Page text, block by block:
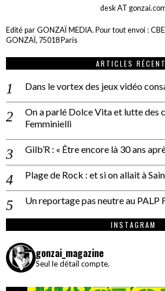
desk AT
Edité par GONZAÏ MEDIA. Pour tout envoi :
GONZAÏ, 75018 Paris
ARTICLES
Dans le vortex des jeux vidéo
On a parlé Dolce Vita et lutte des
Femminielli
Gilb’R : « Être encore là 30 ans
Plage de Rock : et si on allait à
Un reportage pas neutre au PALP
INSTAGRAM
gonzai_magazine
Seul le détail compte.